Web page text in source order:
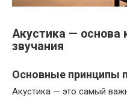
Акустика — основа
звучания
Основные принципы
Акустика — это самый